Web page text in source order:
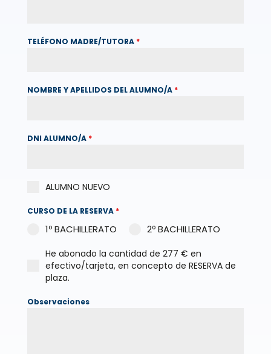
TELÉFONO MADRE/TUTORA *
NOMBRE Y APELLIDOS DEL ALUMNO/A *
DNI ALUMNO/A *
ALUMNO NUEVO
CURSO DE LA RESERVA *
1º BACHILLERATO 2º BACHILLERATO
He abonado la cantidad de 277 € en
efectivo/tarjeta, en concepto de RESERVA de
plaza.
Observaciones